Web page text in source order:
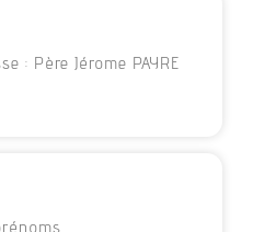
: Père Jérome PAYRE